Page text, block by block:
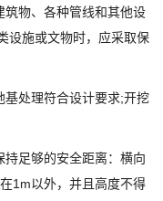
物、各种管线和其他设
设施或文物时，应采取保
处理符合设计要求;开挖
足够的安全距离：横向
1m以外，并且高度不得